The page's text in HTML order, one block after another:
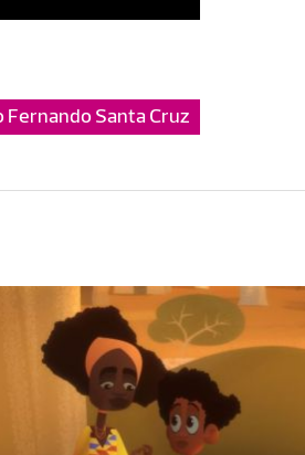
Fernando Santa Cruz